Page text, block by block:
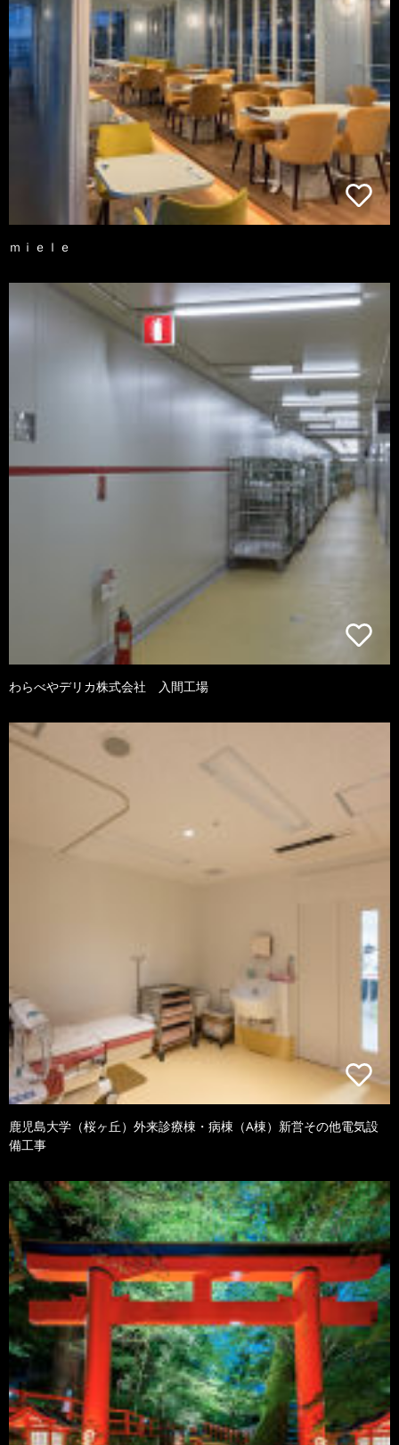
ｍｉｅｌｅ
わらべやデリカ株式会社 入間工場
鹿児島大学（桜ヶ丘）外来診療棟・病棟（A棟）新営その他電気設
備工事